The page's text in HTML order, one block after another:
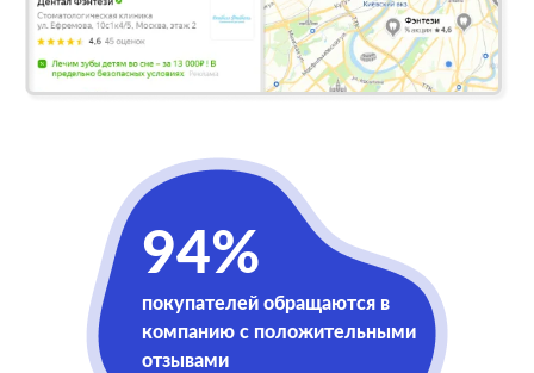
94%
покупателей обращаются в
компанию с положительными
отзывами